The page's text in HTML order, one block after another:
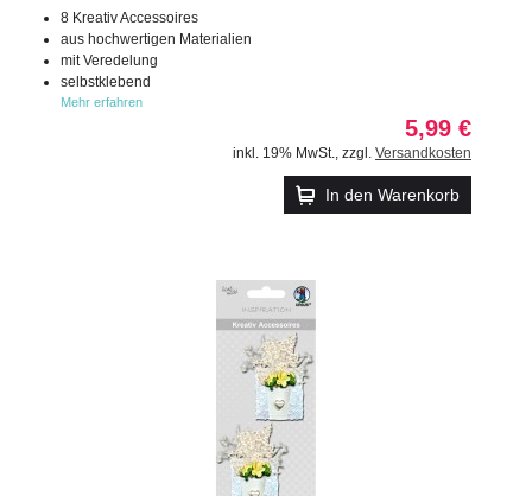
8 Kreativ Accessoires
aus hochwertigen Materialien
mit Veredelung
selbstklebend
Mehr erfahren
5,99 €
inkl. 19% MwSt. zzgl. Versandkosten
In den Warenkorb